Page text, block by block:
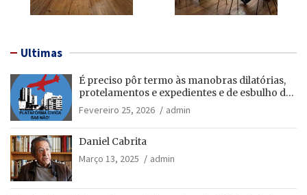
Ultimas
É preciso pôr termo às manobras dilatórias,
protelamentos e expedientes e de esbulho dos
recursos públicos!
Fevereiro 25, 2026 admin
Daniel Cabrita
Março 13, 2025
admin